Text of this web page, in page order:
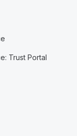
Trust Portal